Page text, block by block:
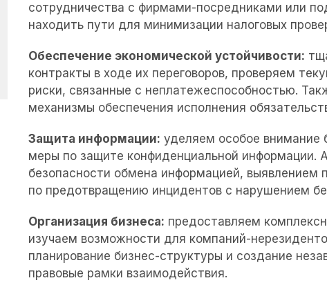
сотрудничества с фирмами-посредниками или
находить пути для минимизации налоговых
Обеспечение экономической устойчивости:
контракты в ходе их переговоров, проверяем
риски, связанные с неплатежеспособностью.
механизмы обеспечения исполнения
Защита информации: уделяем особое внимание
меры по защите конфиденциальной информации.
безопасности обмена информацией, выявлением
по предотвращению инцидентов с нарушением
Организация бизнеса: предоставляем
изучаем возможности для компаний-
планирование бизнес-структуры и создание
правовые рамки взаимодействия.
Подписаться на
рассылку
Вы можете оставить свою электронную почту,
чтобы мы могли делиться с Вами полезными
советами об участии в закупках.